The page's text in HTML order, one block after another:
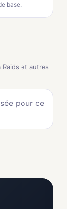
base.
et autres
pour ce